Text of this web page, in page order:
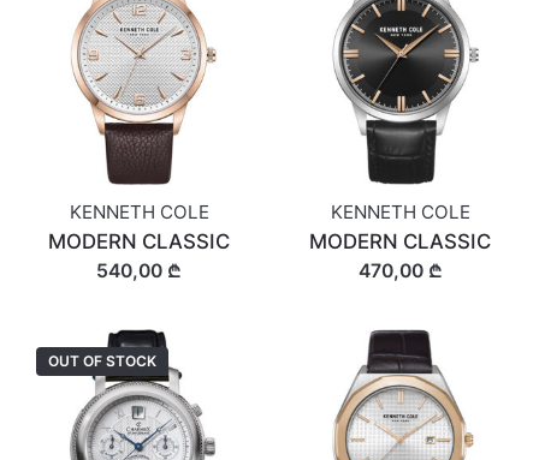
KENNETH COLE
MODERN CLASSIC
540,00 ₾
KENNETH COLE
MODERN CLASSIC
470,00 ₾
OUT OF STOCK